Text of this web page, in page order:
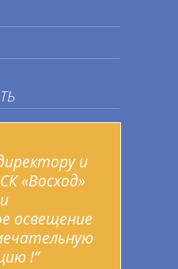
и
«Восход»
освещение
!”